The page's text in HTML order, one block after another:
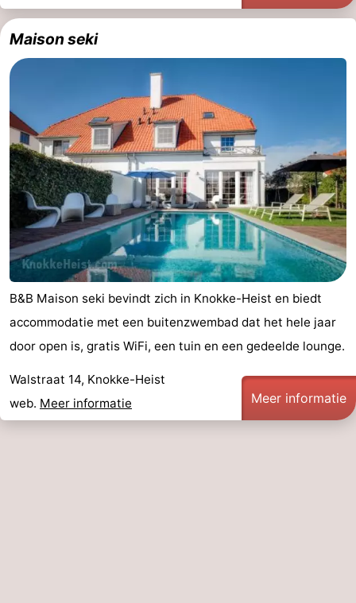
-
Rondvaarten
-
Speeltuinen
-
Binnenspeeltuinen
-
Bowlen
Minigolfbanen
Wellness
centra
Dorpen
Steden
Sporten
-
Zwembaden
-
Maison seki
B&B Maison seki bevindt zich in Knokke-Heist en biedt
accommodatie met een buitenzwembad dat het hele jaar
door open is, gratis WiFi, een tuin en een gedeelde lounge.
Walstraat 14, Knokke-Heist
web. Meer informatie Meer informatie